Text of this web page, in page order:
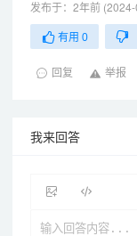
发布于：2年前
有用 0
回复 举报
我来回答